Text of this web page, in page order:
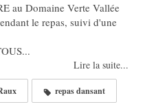
au Domaine Verte Vallée
le repas, suivi d'une
Lire la suite...
repas dansant